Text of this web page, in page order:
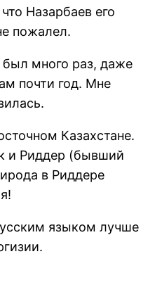
Назарбаев его
пожалел.
много раз, даже
почти год. Мне
Казахстане.
и Риддер (бывший
в Риддере
языком лучше